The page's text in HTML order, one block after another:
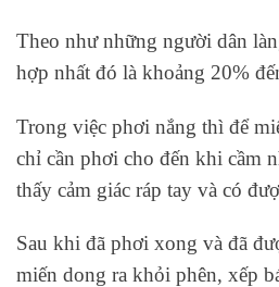
Theo như những người dân
hợp nhất đó là khoảng 20%
Trong việc phơi nắng thì để
chỉ cần phơi cho đến khi cầm
thấy cảm giác ráp tay và có
Sau khi đã phơi xong và đã
miến dong ra khỏi phên, xếp